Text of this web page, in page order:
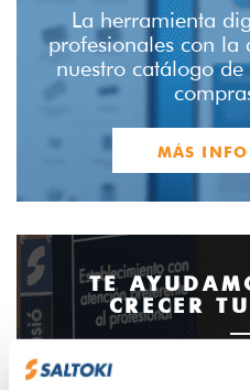
La herramienta
profesionales con la
nuestro catálogo
MÁS
TE
CRECER
Ponemos a